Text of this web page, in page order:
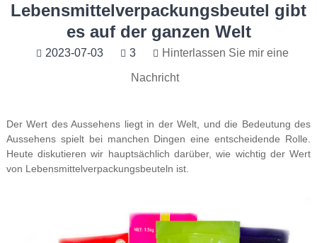
Lebensmittelverpackungsbeutel gibt
es auf der ganzen Welt
2023-07-03 3 Hinterlassen Sie mir eine
Nachricht
Der Wert des Aussehens liegt in der Welt, und die Bedeutung des
Aussehens spielt bei manchen Dingen eine entscheidende Rolle.
Heute diskutieren wir hauptsächlich darüber, wie wichtig der Wert
von Lebensmittelverpackungsbeuteln ist.